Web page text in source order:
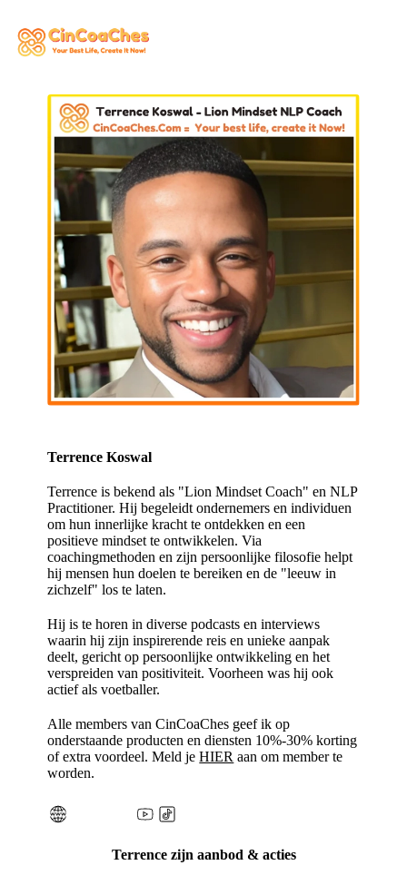
Terrence Koswal
Terrence is bekend als "Lion Mindset Coach" en NLP
Practitioner. Hij begeleidt ondernemers en individuen
om hun innerlijke kracht te ontdekken en een
positieve mindset te ontwikkelen. Via
coachingmethoden en zijn persoonlijke filosofie helpt
hij mensen hun doelen te bereiken en de "leeuw in
zichzelf" los te laten.
Hij is te horen in diverse podcasts en interviews
waarin hij zijn inspirerende reis en unieke aanpak
deelt, gericht op persoonlijke ontwikkeling en het
verspreiden van positiviteit. Voorheen was hij ook
actief als voetballer.
Alle members van CinCoaChes geef ik op
onderstaande producten en diensten 10%-30% korting
of extra voordeel. Meld jeHIER aan om member te
worden.
Terrence zijn aanbod & acties